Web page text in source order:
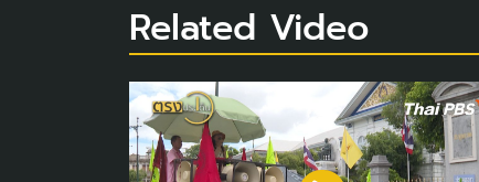
Related Video